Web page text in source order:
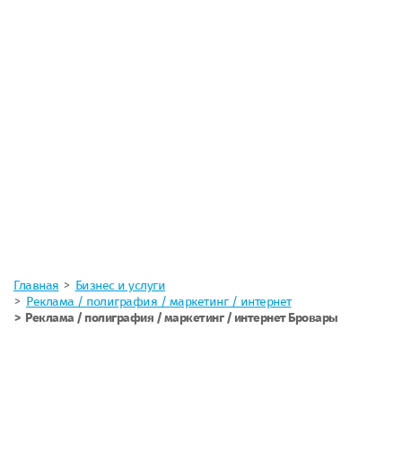
Главная
Бизнес и услуги
Реклама / полиграфия / маркетинг / интернет
Реклама / полиграфия / маркетинг / интернет Бровары